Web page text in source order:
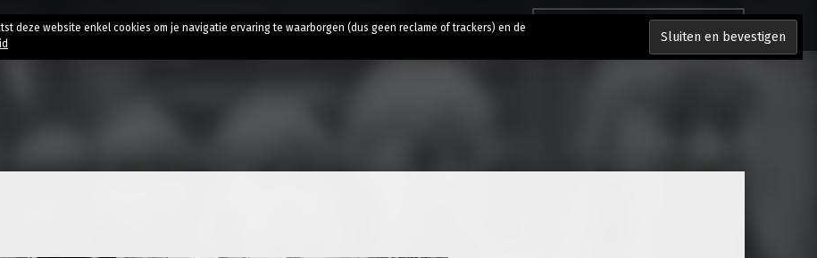
Zoeken naar:
deze website enkel cookies om je navigatie ervaring te waarborgen (dus geen reclame of trackers) en de